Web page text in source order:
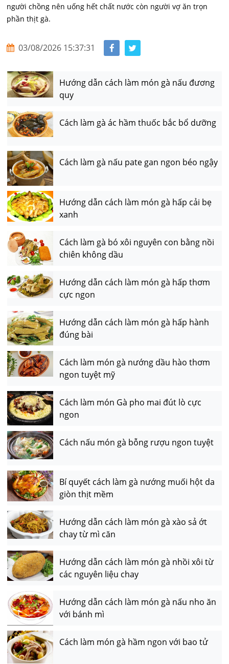
người chồng nên uống hết chất nước còn người vợ ăn trọn
phần thịt gà.
03/08/2026 15:37:31
Hướng dẫn cách làm món gà nấu đương
quy
Cách làm gà ác hầm thuốc bắc bổ dưỡng
Cách làm gà nấu pate gan ngon béo ngậy
Hướng dẫn cách làm món gà hấp cải bẹ
xanh
Cách làm gà bó xôi nguyên con bằng nồi
chiên không dầu
Hướng dẫn cách làm món gà hấp thơm
cực ngon
Hướng dẫn cách làm món gà hấp hành
đúng bài
Cách làm món gà nướng dầu hào thơm
ngon tuyệt mỹ
Cách làm món Gà pho mai đút lò cực
ngon
Cách nấu món gà bỗng rượu ngon tuyệt
Bí quyết cách làm gà nướng muối hột da
giòn thịt mềm
Hướng dẫn cách làm món gà xào sả ớt
chay từ mì căn
Hướng dẫn cách làm món gà nhồi xôi từ
các nguyên liệu chay
Hướng dẫn cách làm món gà nấu nho ăn
với bánh mì
Cách làm món gà hầm ngon với bao tử